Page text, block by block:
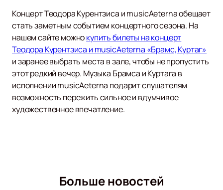
Концерт Теодора Курентзиса и musicAeterna обещает
стать заметным событием концертного сезона. На
нашем сайте можнокупить билеты на концерт
Теодора Курентзиса и musicAeterna «Брамс, Куртаг»
и заранее выбрать места в зале, чтобы не пропустить
этот редкий вечер. Музыка Брамса и Куртага в
исполнении musicAeterna подарит слушателям
возможность пережить сильное и вдумчивое
художественное впечатление.
Больше новостей